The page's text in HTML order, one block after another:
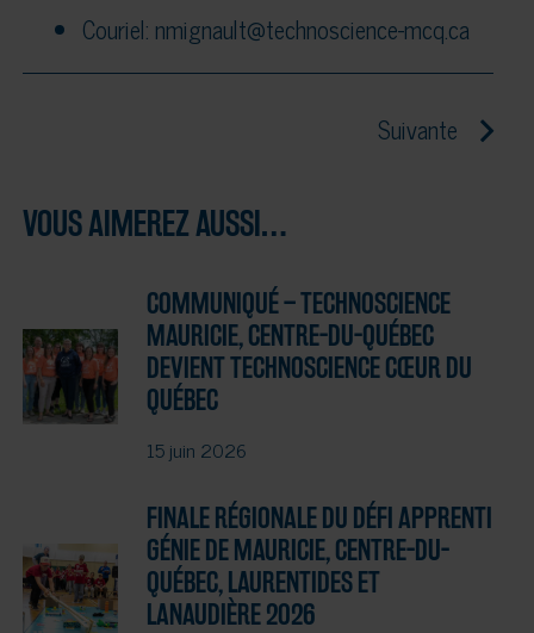
Couriel: nmignault@technoscience-mcq.ca
Suivante
VOUS AIMEREZ AUSSI…
COMMUNIQUÉ – TECHNOSCIENCE
MAURICIE, CENTRE-DU-QUÉBEC
DEVIENT TECHNOSCIENCE CŒUR DU
QUÉBEC
15 juin 2026
FINALE RÉGIONALE DU DÉFI APPRENTI
GÉNIE DE MAURICIE, CENTRE-DU-
QUÉBEC, LAURENTIDES ET
LANAUDIÈRE 2026